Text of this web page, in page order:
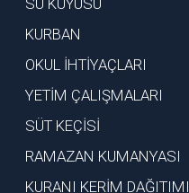
SU KUYUSU
KURBAN
OKUL İHTİYAÇLARI
YETİM ÇALIŞMALARI
SÜT KEÇİSİ
RAMAZAN KUMANYASI
KURANI KERİM DAĞITIMI